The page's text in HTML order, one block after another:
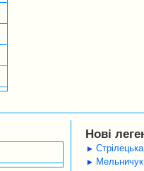
Нові
Мельничук